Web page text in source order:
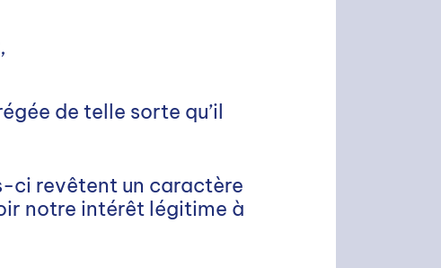
de telle sorte qu’il
ci revêtent un caractère
notre intérêt légitime à